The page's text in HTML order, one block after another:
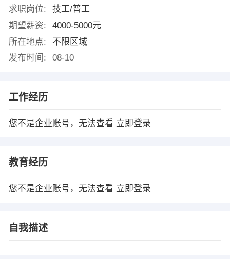
求职岗位:
技工/普工
期望薪资:
4000-5000元
所在地点:
不限区域
发布时间:
08-10
工作经历
您不是企业账号，无法查看 立即登录
教育经历
您不是企业账号，无法查看 立即登录
自我描述